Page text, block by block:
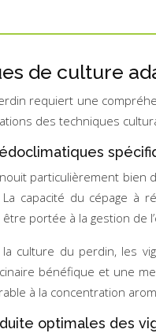
de culture
requiert une
des techniques
particulièrement
capacité du cépage à
portée à la gestion de
culture du perdin, les
bénéfique et une
à la concentration
optimales des